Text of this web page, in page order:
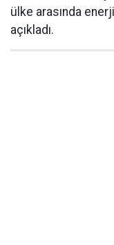
ülke arasında
açıkladı.